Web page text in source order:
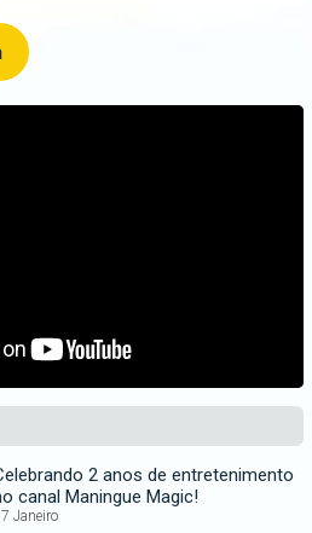
2 anos de entretenimento
canal Maningue Magic!
Janeiro